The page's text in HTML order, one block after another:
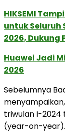
HIKSEMI
untuk Seluruh
2026, Dukung
Huawei Jadi
2026
Sebelumnya
triwulan I-2024
(year-on-year).